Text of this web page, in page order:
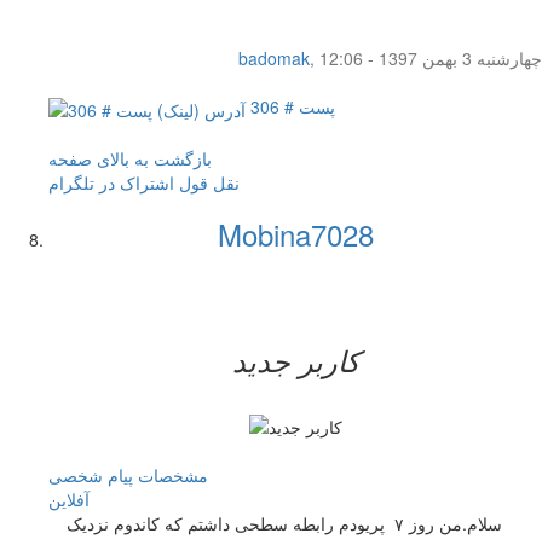
badomak,
چهار‌شنبه 3 بهمن 1397 - 12:06
پست # 306
بازگشت به بالای صفحه
نقل قول اشتراک در تلگرام
Mobina7028
کاربر جدید
مشخصات پیام شخصی
آفلاين
سلام.من روز ۷ پریودم رابطه سطحی داشتم که کاندوم نزدیک